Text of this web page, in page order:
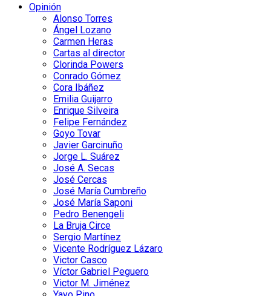
Opinión
Alonso Torres
Ángel Lozano
Carmen Heras
Cartas al director
Clorinda Powers
Conrado Gómez
Cora Ibáñez
Emilia Guijarro
Enrique Silveira
Felipe Fernández
Goyo Tovar
Javier Garcinuño
Jorge L. Suárez
José A. Secas
José Cercas
José María Cumbreño
José María Saponi
Pedro Benengeli
La Bruja Circe
Sergio Martínez
Vicente Rodríguez Lázaro
Victor Casco
Víctor Gabriel Peguero
Victor M. Jiménez